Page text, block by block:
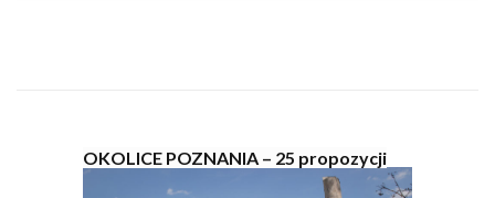
OKOLICE POZNANIA – 25 propozycji